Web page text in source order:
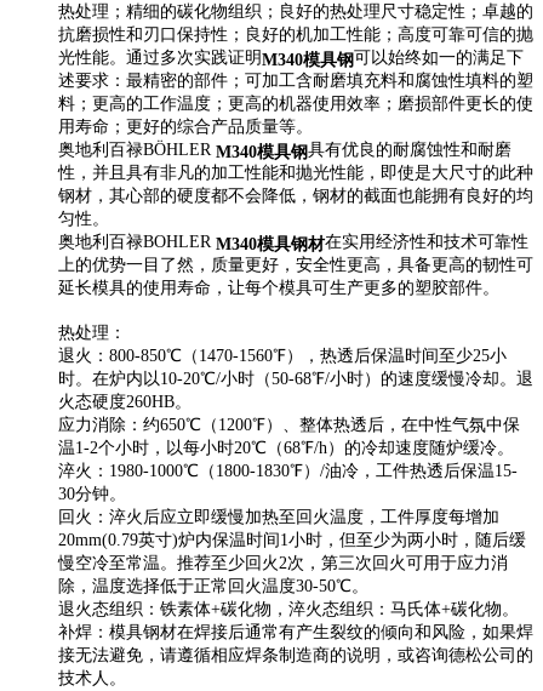
热处理；精细的碳化物组织；良好的热处理尺寸稳定性；卓越的
抗磨损性和刃口保持性；良好的机加工性能；高度可靠可信的抛
光性能。通过多次实践证明M340模具钢可以始终如一的满足下
述要求：最精密的部件；可加工含耐磨填充料和腐蚀性填料的塑
料；更高的工作温度；更高的机器使用效率；磨损部件更长的使
用寿命；更好的综合产品质量等。
奥地利百禄BÖHLER M340模具钢具有优良的耐腐蚀性和耐磨
性，并且具有非凡的加工性能和抛光性能，即使是大尺寸的此种
钢材，其心部的硬度都不会降低，钢材的截面也能拥有良好的均
匀性。
奥地利百禄BOHLER M340模具钢材在实用经济性和技术可靠性
上的优势一目了然，质量更好，安全性更高，具备更高的韧性可
延长模具的使用寿命，让每个模具可生产更多的塑胶部件。
热处理：
退火：800-850℃（1470-1560℉），热透后保温时间至少25小
时。在炉内以10-20℃/小时（50-68℉/小时）的速度缓慢冷却。退
火态硬度260HB。
应力消除：约650℃（1200℉）、整体热透后，在中性气氛中保
温1-2个小时，以每小时20℃（68℉/h）的冷却速度随炉缓冷。
淬火：1980-1000℃（1800-1830℉）/油冷，工件热透后保温15-
30分钟。
回火：淬火后应立即缓慢加热至回火温度，工件厚度每增加
20mm(0.79英寸)炉内保温时间1小时，但至少为两小时，随后缓
慢空冷至常温。推荐至少回火2次，第三次回火可用于应力消
除，温度选择低于正常回火温度30-50℃。
退火态组织：铁素体+碳化物，淬火态组织：马氏体+碳化物。
补焊：模具钢材在焊接后通常有产生裂纹的倾向和风险，如果焊
接无法避免，请遵循相应焊条制造商的说明，或咨询德松公司的
技术人。